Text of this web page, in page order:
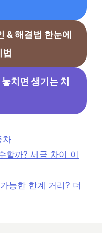
& 해결법 한눈에
치면 생기는 치
차
할까? 세금 차이 이
능한 한계 거리? 더